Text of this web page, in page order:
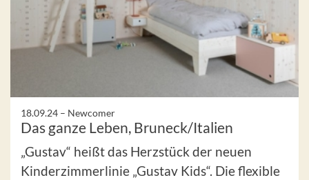
18.09.24 – Newcomer
Das ganze Leben, Bruneck/Italien
„Gustav“ heißt das Herzstück der neuen
Kinderzimmerlinie „Gustav Kids“. Die flexible